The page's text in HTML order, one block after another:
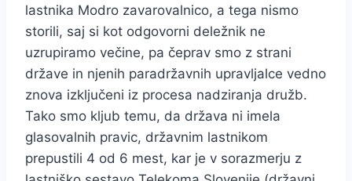
lastnika Modro zavarovalnico, a tega nismo
storili, saj si kot odgovorni deležnik ne
uzrupiramo večine, pa čeprav smo z strani
države in njenih paradržavnih upravljalce vedno
znova izključeni iz procesa nadziranja družb.
Tako smo kljub temu, da država ni imela
glasovalnih pravic, državnim lastnikom
prepustili 4 od 6 mest, kar je v sorazmerju z